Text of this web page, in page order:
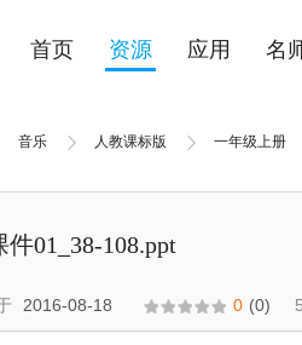
首页 资源 应用 名
音乐 人教课标版 一年级上册
件01_38-108.ppt
2016-08-18 0 (0)